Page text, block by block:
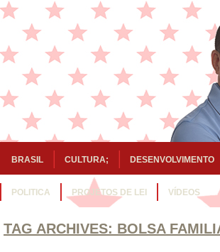
BRASIL CULTURA; DESENVOLVIMENTO
POLITICA PROJETOS DE LEI VÍDEOS
TAG ARCHIVES: BOLSA